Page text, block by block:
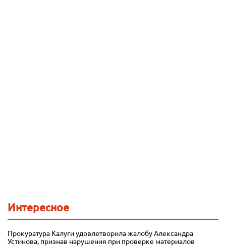
Интересное
Прокуратура Калуги удовлетворила жалобу Александра
Устинова, признав нарушения при проверке материалов